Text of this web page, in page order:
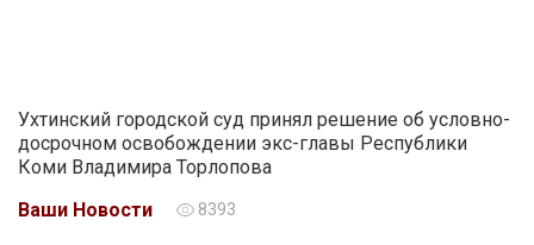
Ухтинский городской суд принял решение об условно-
досрочном освобождении экс-главы Республики
Коми Владимира Торлопова
Ваши Новости
8393